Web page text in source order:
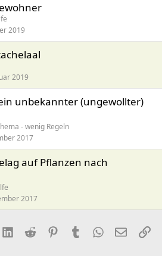
2019
2019
unbekannter (ungewollter)
- wenig Regeln
2017
auf Pflanzen nach
2017
LinkedIn
Reddit PinterestTumblr WhatsApp
E-Mail